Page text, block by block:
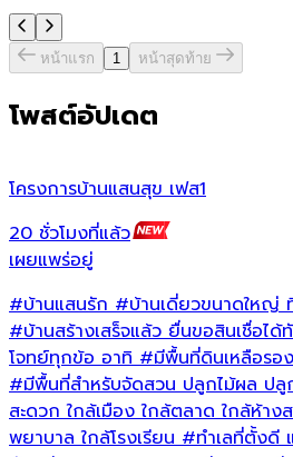
หน้าแรก 1 หน้าสุดท้าย
โพสต์อัปเดต
โครงการบ้านแสนสุข เฟส1
20 ชั่วโมงที่แล้ว
เผยแพร่อยู่
#บ้านแสนรัก #บ้านเดี่ยวขนาดใหญ่
#บ้านสร้างเสร็จแล้ว ยื่นขอสินเชื่อไ
โจทย์ทุกข้อ อาทิ #มีพื้นที่ดินเหลือรอ
#มีพื้นที่สำหรับจัดสวน ปลูกไม้ผล ป
สะดวก ใกล้เมือง ใกล้ตลาด ใกล้ห้าง
พยาบาล ใกล้โรงเรียน #ทำเลที่ตั้งดี